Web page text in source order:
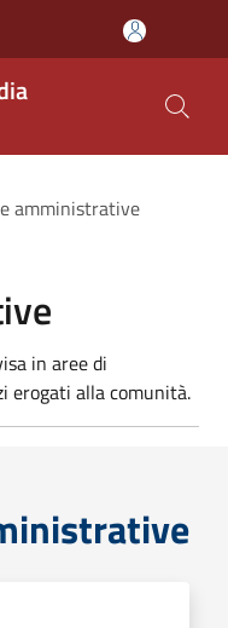
amministrative
in aree di
erogati alla comunità.